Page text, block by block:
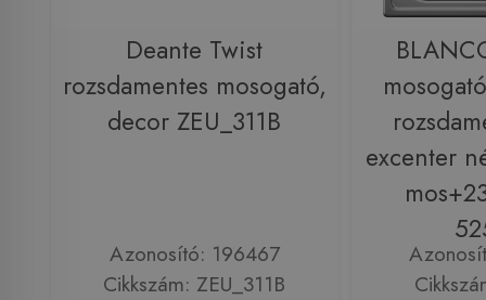
Deante Twist
rozsdamentes mosogató,
decor ZEU_311B
Azonosító: 196467
Cikkszám: ZEU_311B
excenter